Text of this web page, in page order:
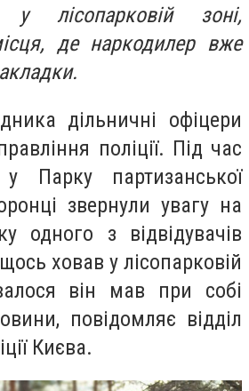
лісопарковій зоні,
де наркодилер вже
дільничні офіцери
поліції. Під час
Парку партизанської
звернули увагу на
одного з відвідувачів
ховав у лісопарковій
він мав при собі
повідомляє відділ
Києва.